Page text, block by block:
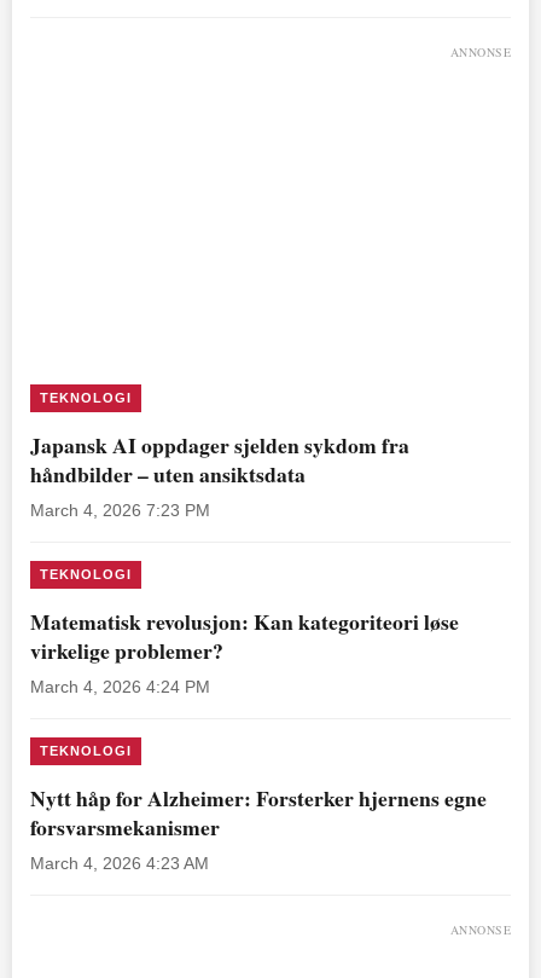
ANNONSE
TEKNOLOGI
Japansk AI oppdager sjelden sykdom fra
håndbilder – uten ansiktsdata
March 4, 2026 7:23 PM
TEKNOLOGI
Matematisk revolusjon: Kan kategoriteori løse
virkelige problemer?
March 4, 2026 4:24 PM
TEKNOLOGI
Nytt håp for Alzheimer: Forsterker hjernens egne
forsvarsmekanismer
March 4, 2026 4:23 AM
ANNONSE